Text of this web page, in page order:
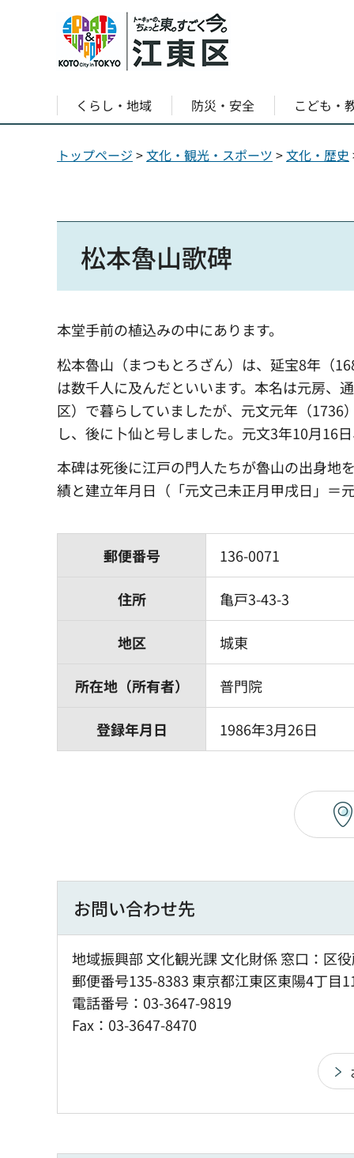
くらし・地域 防災・安全 こども・
トップページ >文化・観光・スポーツ >文化・歴史
松本魯山歌碑
本堂手前の植込みの中にあります。
松本魯山（まつもとろざん）は、延宝8年（
は数千人に及んだといいます。本名は元房、
区）で暮らしていましたが、元文元年（
し、後に卜仙と号しました。元文3年10月16
本碑は死後に江戸の門人たちが魯山の出身地
績と建立年月日（「元文己未正月甲戌日」＝
郵便番号 136-0071
住所 亀戸3-43-3
地区 城東
所在地（所有者） 普門院
登録年月日 1986年3月26日
お問い合わせ先
地域振興部 文化観光課 文化財係 窓口：区
郵便番号135-8383 東京都江東区東陽4丁目
電話番号：03-3647-9819
Fax：03-3647-8470